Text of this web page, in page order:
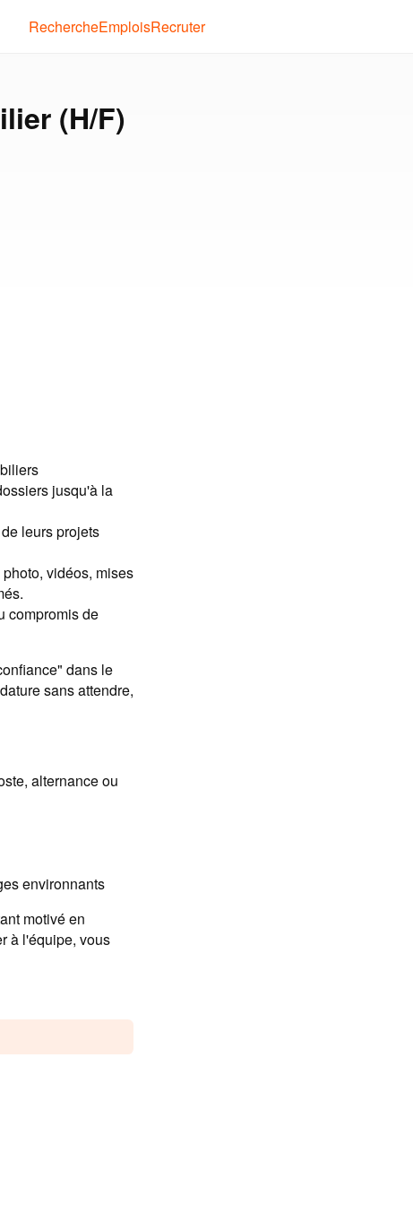
RechercheEmploisRecruter
(H/F)
jusqu'à la
leurs projets
vidéos, mises
compromis de
dans le
sans attendre,
alternance ou
environnants
motivé en
à l'équipe, vous